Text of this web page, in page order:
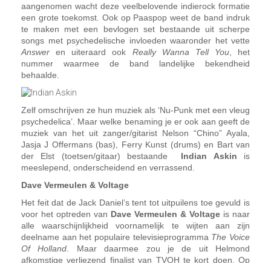
aangenomen wacht deze veelbelovende indierock formatie
een grote toekomst. Ook op Paaspop weet de band indruk
te maken met een bevlogen set bestaande uit scherpe
songs met psychedelische invloeden waaronder het vette
Answer en uiteraard ook Really Wanna Tell You, het
nummer waarmee de band landelijke bekendheid
behaalde.
Zelf omschrijven ze hun muziek als ‘Nu-Punk met een vleug
psychedelica’. Maar welke benaming je er ook aan geeft de
muziek van het uit zanger/gitarist Nelson “Chino” Ayala,
Jasja J Offermans (bas), Ferry Kunst (drums) en Bart van
der Elst (toetsen/gitaar) bestaande
Indian Askin is
meeslepend, onderscheidend en verrassend.
Dave Vermeulen & Voltage
Het feit dat de Jack Daniel’s tent tot uitpuilens toe gevuld is
voor het optreden van Dave Vermeulen & Voltage is naar
alle waarschijnlijkheid voornamelijk te wijten aan zijn
deelname aan het populaire televisieprogramma The Voice
Of Holland . Maar daarmee zou je de uit Helmond
afkomstige verliezend finalist van TVOH te kort doen. Op